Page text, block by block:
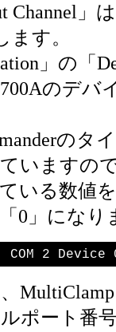
Channel」
ます。
」の「
のデバ
のタ
いますの
いる数値
0」になり
2 Device
、
ポート番